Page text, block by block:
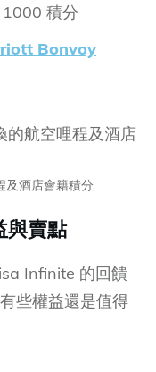
積分
Bonvoy
酒店會籍積分
與賣點
Infinite 的回饋
些權益還是值得